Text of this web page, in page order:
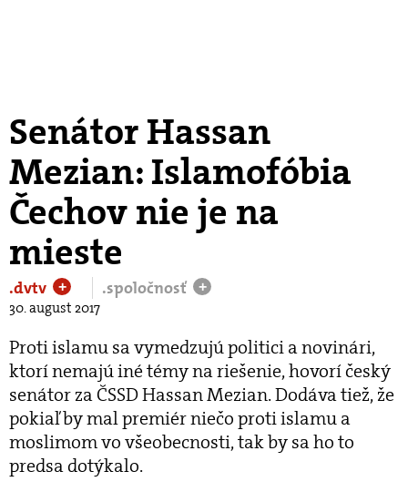
Senátor Hassan
Mezian: Islamofóbia
Čechov nie je na
mieste
.dvtv + .spoločnosť +
30. august 2017
Proti islamu sa vymedzujú politici a novinári,
ktorí nemajú iné témy na riešenie, hovorí český
senátor za ČSSD Hassan Mezian. Dodáva tiež, že
pokiaľ by mal premiér niečo proti islamu a
moslimom vo všeobecnosti, tak by sa ho to
predsa dotýkalo.